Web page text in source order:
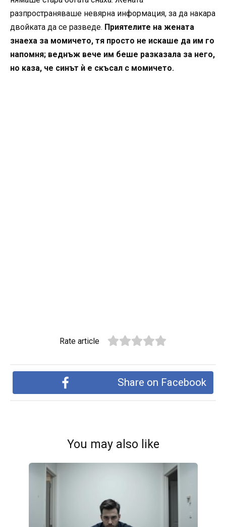
разпространяваше невярна информация, за да накара
двойката да се разведе. Приятелите на жената
знаеха за момичето, тя просто не искаше да им го
напомня; веднъж вече им беше разказала за него,
но каза, че синът ѝ е скъсал с момичето.
Rate article
Share on Facebook
You may also like